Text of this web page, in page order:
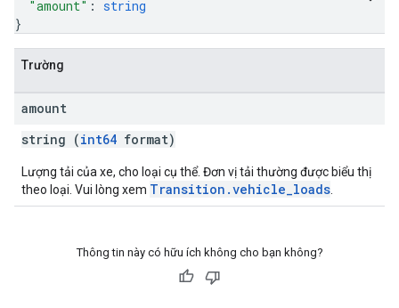
"amount" : string
}
Trường
amount
string (int64 format)
Lượng tải của xe, cho loại cụ thể. Đơn vị tải thường được biểu thị
theo loại. Vui lòng xem Transition.vehicle_loads
Thông tin này có hữu ích không cho bạn không?